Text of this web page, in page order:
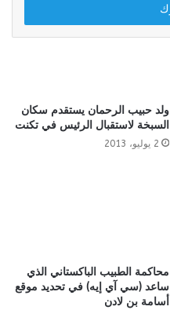
ولد حبيب الرحمان يستقدم سكان
السبخة لاستقبال الرئيس في تكنت
2 يوليو، 2013
محاكمة الطبيب الباكستاني الذي
ساعد (سي آي إيه) في تحديد موقع
أسامة بن لادن